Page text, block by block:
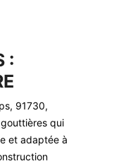
:
91730,
qui
et adaptée à